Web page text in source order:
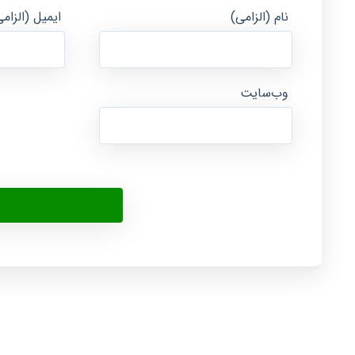
نام (الزامی) ایمیل
وب‌سایت